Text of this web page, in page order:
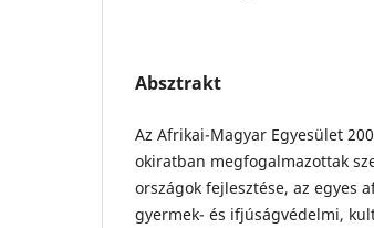
Absztrakt
Az Afrikai-Magyar Egyesület
okiratban megfogalmazottak
országok fejlesztése, az egyes
gyermek- és ifjúságvédelmi,